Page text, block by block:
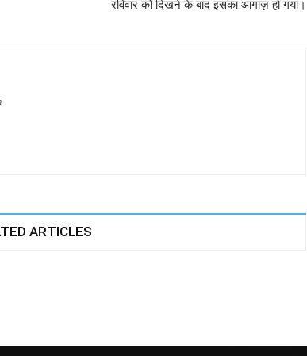
रविवार को दिखने के बाद इसका आगाज़ हो गया।
ARTICLES